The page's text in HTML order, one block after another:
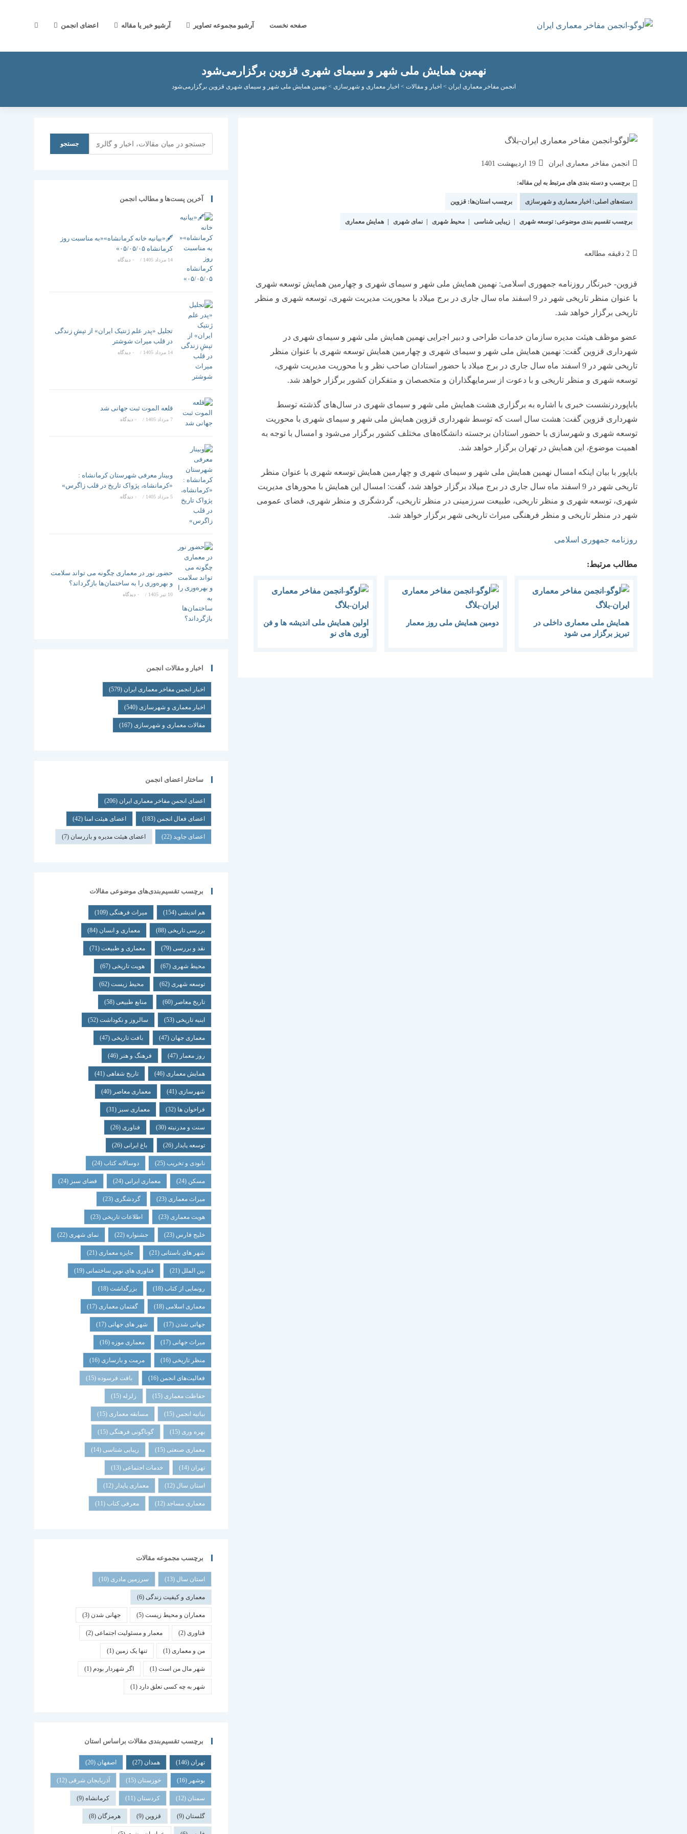
صفحه نخست آرشیو مجموعه تصاویر آرشیو خبر یا مقاله اعضای انجمن جستجوی
نهمین همایش ملی شهر و سیمای شهری قزوین برگزارمی‌شود
انجمن مفاخر معماری ایران > اخبار و مقالات > اخبار معماری و شهرسازی >نهمین همایش ملی شهر و سیمای شهری قزوین برگزارمی‌شود
نویسندهٔ
انجمن مفاخر معماری ایران
نوشته
شده
است:
19 اردیبهشت 1401
دسته‌
نوشته:
برچسب و دسته بندی های مرتبط به این مقاله:
دسته‌های اصلی: اخبار معماری و شهرسازی برچسب استان‌ها:قزوین
برچسب تقسیم بندی موضوعی:توسعه شهری زیبایی شناسی محیط شهری نمای شهری همایش معماری
زمان
2 دقیقه مطالعه
قزوین- خبرنگار روزنامه جمهوری اسلامی: نهمین همایش ملی شهر و سیمای شهری و چهارمین همایش توسعه شهری
با عنوان منظر تاریخی شهر در 9 اسفند ماه سال جاری در برج میلاد با محوریت مدیریت شهری، توسعه شهری و منظر
تاریخی برگزار خواهد شد.
عضو موظف هیئت مدیره سازمان خدمات طراحی و دبیر اجرایی نهمین همایش ملی شهر و سیمای شهری در
شهرداری قزوین گفت: نهمین همایش ملی شهر و سیمای شهری و چهارمین همایش توسعه شهری با عنوان منظر
تاریخی شهر در 9 اسفند ماه سال جاری در برج میلاد با حضور استادان صاحب نظر و با محوریت مدیریت شهری،
توسعه شهری و منظر تاریخی و با دعوت از سرمایه‎گذاران و متخصصان و متفكران كشور برگزار خواهد شد.
باباپوردرنشست خبری با اشاره به برگزاری هشت همایش ملی شهر و سیمای شهری در سال‌های گذشته توسط
شهرداری قزوین گفت: هشت سال است كه توسط شهرداری قزوین همایش ملی شهر و سیمای شهری با محوریت
توسعه شهری و شهرسازی با حضور استادان برجسته دانشگاه‌های مختلف كشور برگزار می‌شود و امسال با توجه به
اهمیت موضوع، این همایش در تهران برگزار خواهد شد.
باباپور با بیان اینكه امسال نهمین همایش ملی شهر و سیمای شهری و چهارمین همایش توسعه شهری با عنوان منظر
تاریخی شهر در 9 اسفند ماه سال جاری در برج میلاد برگزار خواهد شد، گفت: امسال این همایش با محورهای مدیریت
شهری، توسعه شهری و منظر تاریخی، طبیعت سرزمینی در منظر تاریخی، گردشگری و منظر شهری، فضای عمومی
شهر در منظر تاریخی و منظر فرهنگی میراث تاریخی شهر برگزار خواهد شد.
روزنامه جمهوری اسلامی
مطالب مرتبط:
همایش ملی معماری داخلی در
تبریز برگزار می شود
دومین همایش ملی روز معمار
اولین همایش ملی اندیشه ها و فن
آوری های نو
جستجو
آخرین پست‌ها و مطالب انجمن
🖋️«بیانیه خانه کرمانشاه»«به مناسبت روز
کرمانشاه ۰۵/۰۵/۰۵»
14 مرداد 1405 / ۰ دیدگاه
تجلیل «پدر علم ژنتیک ایران» از تپشِ زندگی
در قلب میراث شوشتر
14 مرداد 1405 / ۰ دیدگاه
قلعه الموت ثبت جهانی شد
7 مرداد 1405 / ۰ دیدگاه
وبینار معرفی شهرستان کرمانشاه :
«کرمانشاه، پژواک تاریخ در قلب زاگرس»
5 مرداد 1405 / ۰ دیدگاه
حضور نور در معماری چگونه می تواند سلامت
و بهره‌وری را به ساختمان‌ها بازگرداند؟
10 تیر 1405 / ۰ دیدگاه
اخبار و مقالات انجمن
اخبار انجمن مفاخر معماری ایران (579)
اخبار معماری و شهرسازی(540)
مقالات معماری و شهرسازی(167)
ساختار اعضای انجمن
اعضای انجمن مفاخر معماری ایران (206)
اعضای فعال انجمن (183) اعضای هیئت امنا (42)
اعضای جاوید(22) اعضای هیئت مدیره و بازرسان (7)
برچسب تقسیم‌بندی‌های موضوعی مقالات
هم اندیشی(154) میراث فرهنگی(109)
بررسی تاریخی(88) معماری و انسان (84)
نقد و بررسی(79) معماری و طبیعت(71)
محیط شهری(67) هویت تاریخی(67)
توسعه شهری(62) محیط زیست(62)
تاریخ معاصر (60) منابع طبیعی(58)
ابنیه تاریخی(53) سالروز و نکوداشت(52)
معماری جهان (47) بافت تاریخی(47)
روز معمار (47) فرهنگ و هنر (46)
همایش معماری(46) تاریخ شفاهی(41)
شهرسازی(41) معماری معاصر (40)
فراخوان ها (32) معماری سبز (31)
سنت و مدرنیته (30) فناوری(26)
توسعه پایدار (26) باغ ایرانی(26)
نابودی و تخریب(25) دوسالانه کتاب(24)
مسکن (24) معماری ایرانی(24) فضای سبز (24)
میراث معماری(23) گردشگری(23)
هویت معماری(23) اطلاعات تاریخی(23)
خلیج فارس (23) جشنواره (22) نمای شهری(22)
شهر های باستانی(21) جایزه معماری(21)
بین الملل (21) فناوری های نوین ساختمانی(19)
رونمایی از کتاب(18) بزرگداشت(18)
معماری اسلامی(18) گفتمان معماری(17)
جهانی شدن (17) شهر های جهانی(17)
میراث جهانی(17) معماری موزه (16)
منظر تاریخی(16) مرمت و بازسازی(16)
فعالیت‌های انجمن (16) بافت فرسوده (15)
حفاظت معماری (15) زلزله (15)
بیانیه انجمن (15) مسابقه معماری (15)
بهره وری (15) گوناگونی فرهنگی (15)
معماری صنعتی (15) زیبایی شناسی (14)
تهران (14) خدمات اجتماعی (13)
استان سال (12) معماری پایدار (12)
معماری مساجد(12) معرفی کتاب (11)
برچسب مجموعه مقالات
استان سال (13) سرزمین مادری (10)
معماری و کیفیت زندگی(6)
معماران و محیط زیست(5) جهانی شدن (3)
فناوری(2) معمار و مسئولیت اجتماعی(2)
من و معماری(1) تنها یک زمین (1)
شهر مال من است(1) اگر شهردار بودم (1)
شهر به چه کسی تعلق دارد(1)
برچسب تقسیم‌بندی مقالات براساس استان
تهران (146) همدان (27) اصفهان (20)
بوشهر (16) خوزستان (15) آذربایجان شرقی (12)
سمنان (12) کردستان (11) کرمانشاه(9)
گلستان (9) قزوین (9) هرمزگان (8)